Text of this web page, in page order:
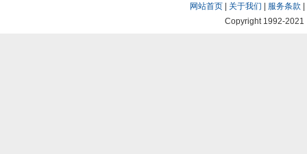
网站首页 关于我们 服务条款
Copyright 1992-2021